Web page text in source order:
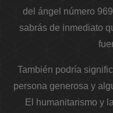
del ángel número
sabrás de inmediato
También podría
persona generosa y
El humanitarismo y